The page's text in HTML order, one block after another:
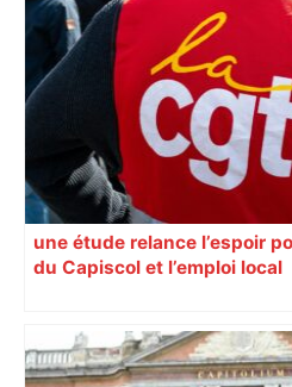
Municipales 2026 à
métro et train encombrent
électorale – – Le
une étude relance l’espoir
du Capiscol et l’emploi local